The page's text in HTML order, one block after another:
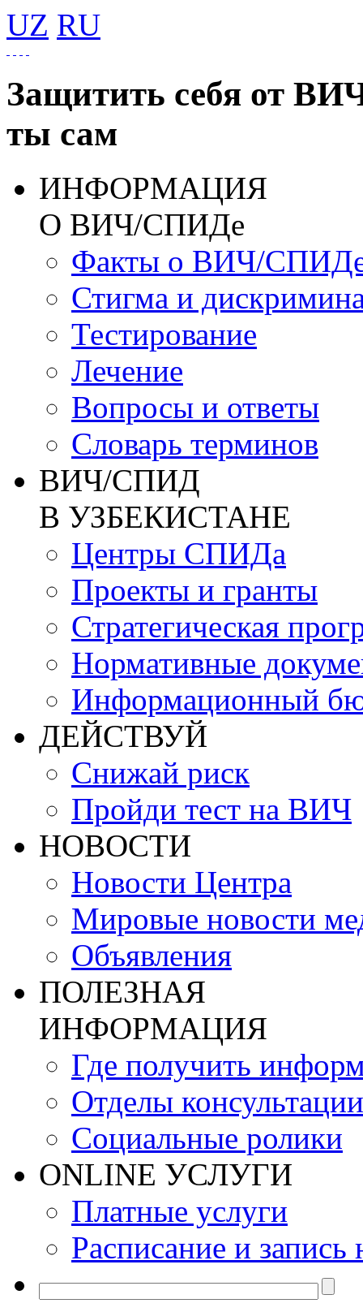
UZ RU
Защитить себя от
ты сам
ИНФОРМАЦИЯ
О ВИЧ/СПИДе
Факты о ВИЧ/
Стигма и
Тестирование
Лечение
Вопросы и ответы
Словарь терминов
ВИЧ/СПИД
В УЗБЕКИСТАНЕ
Центры СПИДа
Проекты и гранты
Стратегическая
Нормативные
Информационный
ДЕЙСТВУЙ
Снижай риск
Пройди тест на ВИЧ
НОВОСТИ
Новости Центра
Мировые новости
Объявления
ПОЛЕЗНАЯ
ИНФОРМАЦИЯ
Где получить
Отделы консультации
Социальные ролики
ONLINE УСЛУГИ
Платные услуги
Расписание и запись